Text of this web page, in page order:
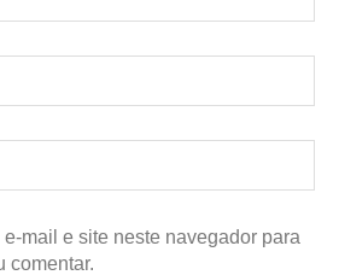
mail e site neste navegador para
comentar.